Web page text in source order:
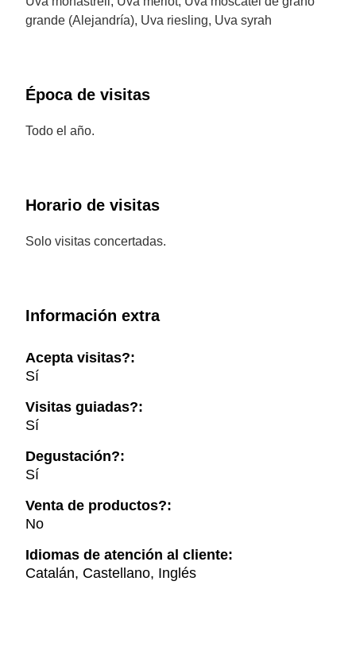
grande (Alejandría), Uva riesling, Uva syrah
Época de visitas
Todo el año.
Horario de visitas
Solo visitas concertadas.
Información extra
Acepta visitas?:
Sí
Visitas guiadas?:
Sí
Degustación?:
Sí
Venta de productos?:
No
Idiomas de atención al cliente:
Catalán, Castellano, Inglés